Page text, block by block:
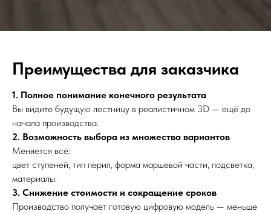
Преимущества для заказчика
1. Полное понимание конечного результата
Вы видите будущую лестницу в реалистичном 3D — ещё до
начала производства.
2. Возможность выбора из множества вариантов
Меняется всё:
цвет ступеней, тип перил, форма маршевой части, подсветка,
материалы.
3. Снижение стоимости и сокращение сроков
Производство получает готовую цифровую модель — меньше